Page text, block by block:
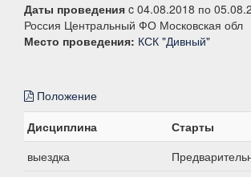
Даты проведения c 04.08.2018 по
Россия Центральный ФО Московская обл
Место проведения: КСК "Дивный"
Положение
Дисциплина
Старты
выездка